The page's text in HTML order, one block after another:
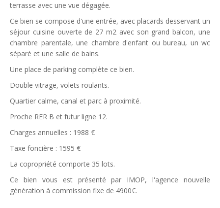
terrasse avec une vue dégagée.
Ce bien se compose d'une entrée, avec placards desservant un
séjour cuisine ouverte de 27 m2 avec son grand balcon, une
chambre parentale, une chambre d'enfant ou bureau, un wc
séparé et une salle de bains.
Une place de parking complète ce bien.
Double vitrage, volets roulants.
Quartier calme, canal et parc à proximité.
Proche RER B et futur ligne 12.
Charges annuelles : 1988 €
Taxe foncière : 1595 €
La copropriété comporte 35 lots.
Ce bien vous est présenté par IMOP, l'agence nouvelle
génération à commission fixe de 4900€.